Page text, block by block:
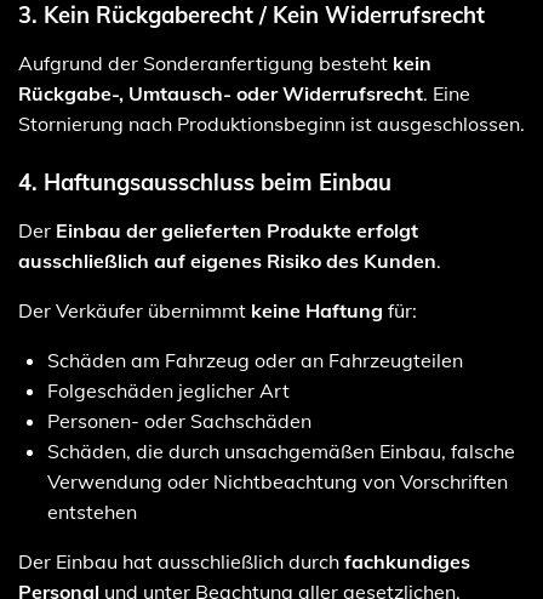
3. Kein Rückgaberecht / Kein Widerrufsrecht
Aufgrund der Sonderanfertigung besteht kein
Rückgabe-, Umtausch- oder Widerrufsrecht. Eine
Stornierung nach Produktionsbeginn ist ausgeschlossen.
4. Haftungsausschluss beim Einbau
Der Einbau der gelieferten Produkte erfolgt
ausschließlich auf eigenes Risiko des Kunden.
Der Verkäufer übernimmt keine Haftung für:
Schäden am Fahrzeug oder an Fahrzeugteilen
Folgeschäden jeglicher Art
Personen- oder Sachschäden
Schäden, die durch unsachgemäßen Einbau, falsche
Verwendung oder Nichtbeachtung von Vorschriften
entstehen
Der Einbau hat ausschließlich durch fachkundiges
Personal und unter Beachtung aller gesetzlichen,